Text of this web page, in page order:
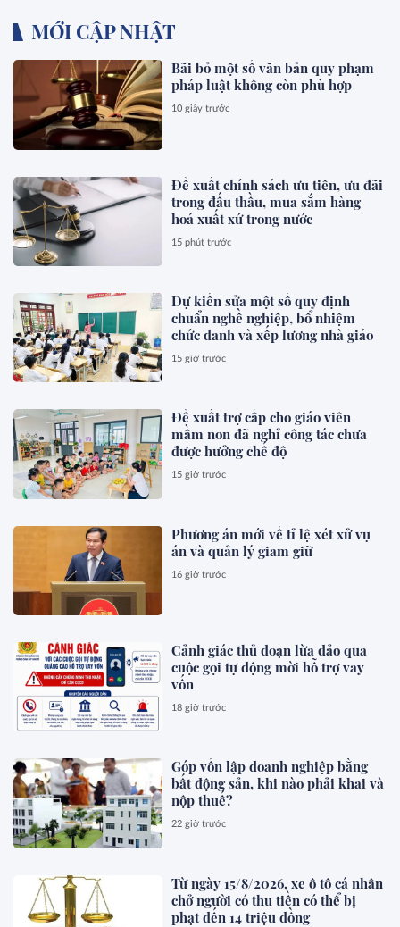
MỚI CẬP NHẬT
Bãi bỏ một số văn bản quy phạm
pháp luật không còn phù hợp
10 giây trước
Đề xuất chính sách ưu tiên, ưu đãi
trong đấu thầu, mua sắm hàng
hoá xuất xứ trong nước
15 phút trước
Dự kiến sửa một số quy định
chuẩn nghề nghiệp, bổ nhiệm
chức danh và xếp lương nhà giáo
15 giờ trước
Đề xuất trợ cấp cho giáo viên
mầm non đã nghỉ công tác chưa
được hưởng chế độ
15 giờ trước
Phương án mới về tỉ lệ xét xử vụ
án và quản lý giam giữ
16 giờ trước
Cảnh giác thủ đoạn lừa đảo qua
cuộc gọi tự động mời hỗ trợ vay
vốn
18 giờ trước
Góp vốn lập doanh nghiệp bằng
bất động sản, khi nào phải khai và
nộp thuế?
22 giờ trước
Từ ngày 15/8/2026, xe ô tô cá nhân
chở người có thu tiền có thể bị
phạt đến 14 triệu đồng